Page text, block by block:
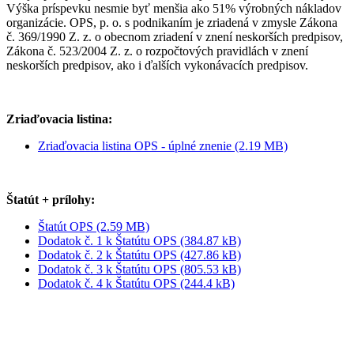
Výška príspevku nesmie byť menšia ako 51% výrobných nákladov
organizácie. OPS, p. o. s podnikaním je zriadená v zmysle Zákona
č. 369/1990 Z. z. o obecnom zriadení v znení neskorších predpisov,
Zákona č. 523/2004 Z. z. o rozpočtových pravidlách v znení
neskorších predpisov, ako i ďalších vykonávacích predpisov.
Zriaďovacia listina:
Zriaďovacia listina OPS - úplné znenie (2.19 MB)
Štatút + prílohy:
Štatút OPS (2.59 MB)
Dodatok č. 1 k Štatútu OPS (384.87 kB)
Dodatok č. 2 k Štatútu OPS (427.86 kB)
Dodatok č. 3 k Štatútu OPS (805.53 kB)
Dodatok č. 4 k Štatútu OPS (244.4 kB)